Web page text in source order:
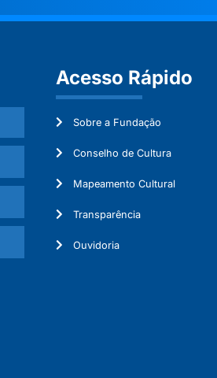
Acesso Rápido
Sobre a Fundação
Conselho de Cultura
Mapeamento Cultural
Transparência
Ouvidoria